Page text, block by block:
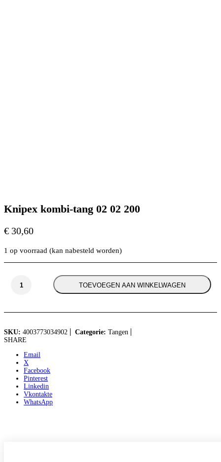
Knipex kombi-tang 02 02 200
€ 30,60
1 op voorraad (kan nabesteld worden)
kombi-
02
aantal
TOEVOEGEN AAN WINKELWAGEN
SKU: 4003773034902 Categorie: Tangen
SHARE
Email
X
Facebook
Pinterest
Linkedin
Vkontakte
WhatsApp